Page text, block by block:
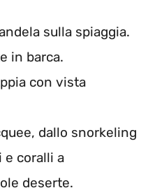
sulla spiaggia.
in barca.
con vista
dallo snorkeling
e coralli a
deserte.